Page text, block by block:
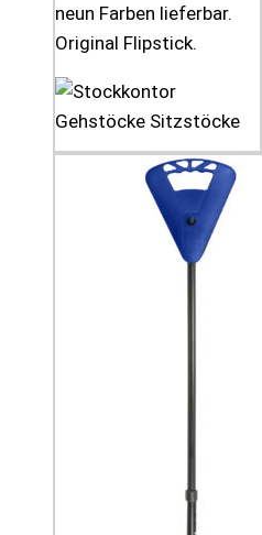
neun Farben lieferbar.
Original Flipstick.